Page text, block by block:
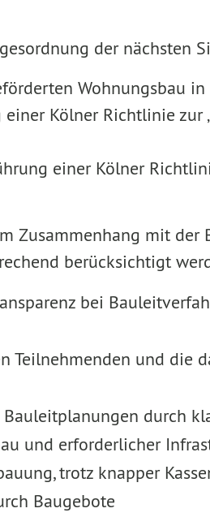
der nächsten
Wohnungsbau
Kölner Richtlinie
einer Kölner
Zusammenhang mit
berücksichtigt
bei
Teilnehmenden und
durch
und erforderlicher
trotz knapper
Baugebote